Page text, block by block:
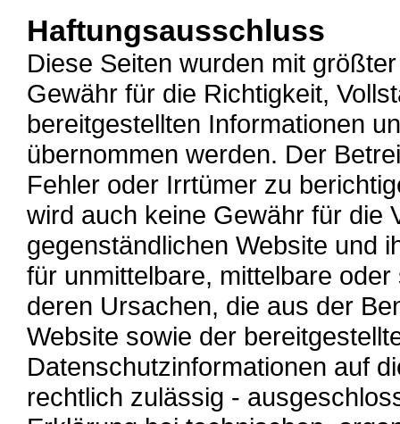
Haftungsausschluss
Diese Seiten wurden mit
Gewähr für die Richtigkeit,
bereitgestellten Informationen
übernommen werden. Der
Fehler oder Irrtümer zu
wird auch keine Gewähr für die
gegenständlichen Website und
für unmittelbare, mittelbare
deren Ursachen, die aus der
Website sowie der
Datenschutzinformationen auf
rechtlich zulässig -